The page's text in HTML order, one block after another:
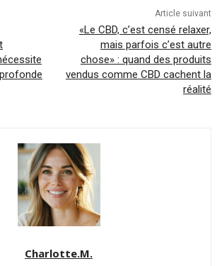
Article suivant
«Le CBD, c’est censé relaxer,
mais parfois c’est autre
chose» : quand des produits
vendus comme CBD cachent la
réalité
Charlotte.M.